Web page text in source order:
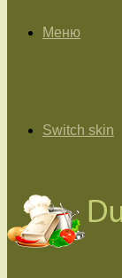
Меню
Switch skin